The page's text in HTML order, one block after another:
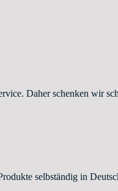
Daher schenken wir
selbständig in